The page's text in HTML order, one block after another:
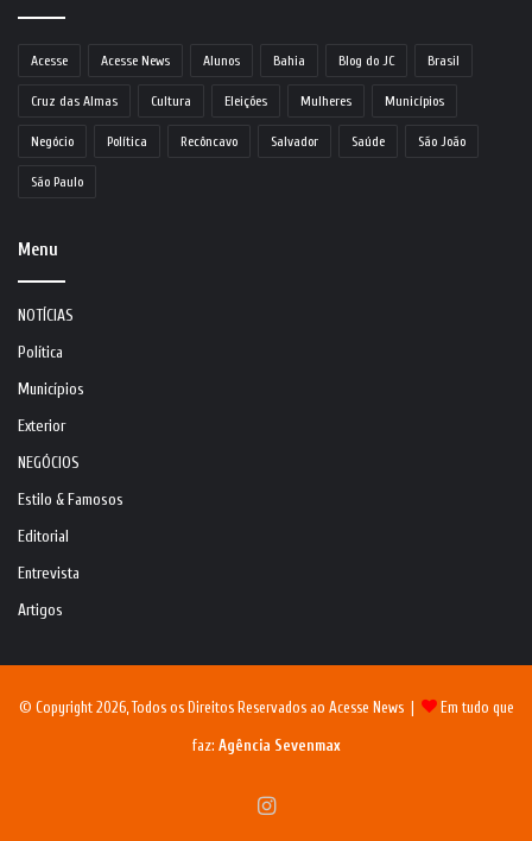
Acesse Acesse News Alunos Bahia Blog do JC Brasil
Cruz das Almas Cultura Eleições Mulheres Municípios
Negócio Política Recôncavo Salvador Saúde São João
São Paulo
Menu
NOTÍCIAS
Política
Municípios
Exterior
NEGÓCIOS
Estilo & Famosos
Editorial
Entrevista
Artigos
© Copyright 2026, Todos os Direitos Reservados ao Acesse News | Em tudo que
faz: Agência Sevenmax
Instagram